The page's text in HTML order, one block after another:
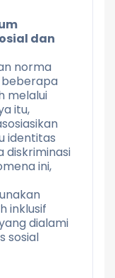
dan
norma
melalui
itu,
identitas
diskriminasi
ini,
inklusif
dialami
sosial